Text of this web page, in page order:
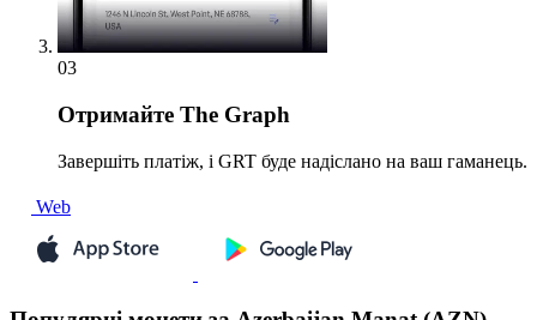
03
Отримайте The Graph
Завершіть платіж, і GRT буде надіслано на ваш гаманець.
Web